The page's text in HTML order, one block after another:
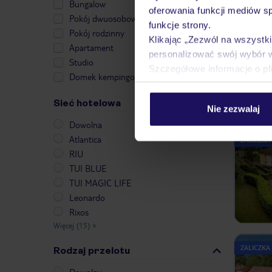
oferowania funkcji mediów
funkcje strony.
Klikając „Zezwól na
personalizować swój wybór
Szczegółowe informacje o
Nie zezwalaj
Bungalow
Pokój dwuosobowy
Pokój rodzinny
Apartament
Studio
Domek kempingowy
Sieć hotelowa
Dowolna
Atlantica
RIU
TUI BLUE
TUI MAGIC LIFE
Leonardo
Rixos
Więcej (15) »
Rodzaj przelotu ZALICZKA